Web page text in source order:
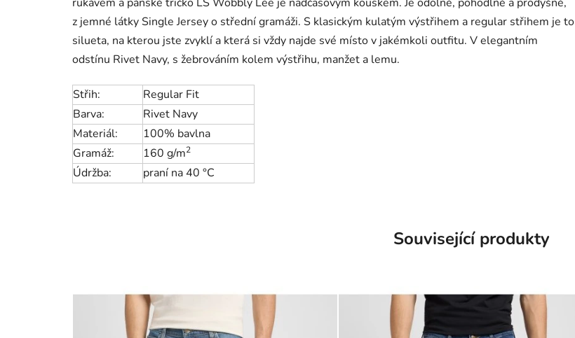
z jemné látky Single Jersey o střední gramáži. S klasickým kulatým výstřihem a regular střihem je to
silueta, na kterou jste zvyklí a která si vždy najde své místo v jakémkoli outfitu. V elegantním
odstínu Rivet Navy, s žebrováním kolem výstřihu, manžet a lemu.
Střih:
Regular Fit
Barva:
Rivet Navy
Materiál:
100% bavlna
Gramáž:
160 g/m2
Údržba: praní na 40 °C
Související produkty